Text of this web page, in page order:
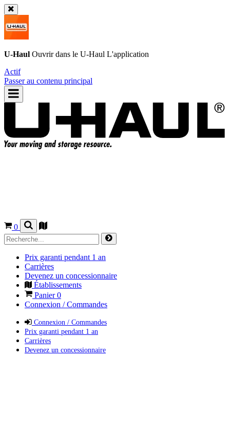
U-Haul Ouvrir dans le U-Haul L'application
Actif
Passer au contenu principal
0
Prix garanti pendant 1 an
Carrières
Devenez un concessionnaire
Établissements
Panier0
Connexion / Commandes
Connexion / Commandes
Prix garanti pendant 1 an
Carrières
Devenez un concessionnaire